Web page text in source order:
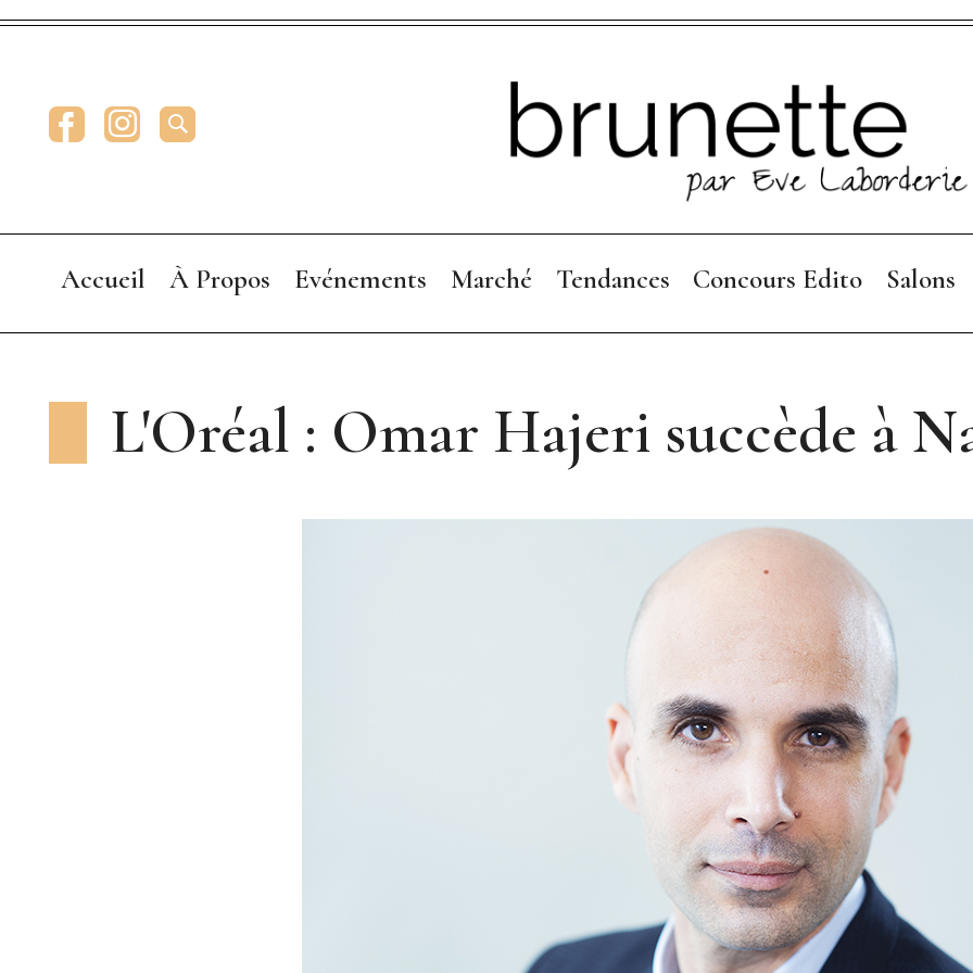
Facebook Instagram
Accueil
À Propos
Presentation
Evénements Marché
Tendances
Collections 26
Collections 25-26
Collections 24-25
Collections 2024
Collections 2023 - 24
Collections 2023
Collections 2022 - 23
Collections 2021
Collections 2020-2021
Homme 2020-2021
Concours Edito
Règlement
Salons
L'Oréal : Omar Hajeri succède à